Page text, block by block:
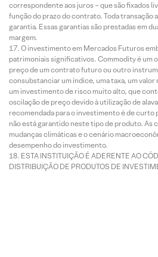
correspondente aos juros – que são fixados
função do prazo do contrato. Toda transação
garantia. Essas garantias são prestadas em
margem.
O investimento em Mercados Futuros
patrimoniais significativos. Commodity é um
preço de um contrato futuro ou outro
consubstanciar um índice, uma taxa, um
um investimento de risco muito alto, que
oscilação de preço devido à utilização de
recomendada para o investimento é de curto
não está garantido neste tipo de produto. As
mudanças climáticas e o cenário
desempenho do investimento.
ESTA INSTITUIÇÃO É ADERENTE AO
DISTRIBUIÇÃO DE PRODUTOS DE